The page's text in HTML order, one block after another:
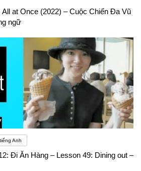
at Once (2022) – Cuộc Chiến Đa Vũ
ngữ
Anh
Đi Ăn Hàng – Lesson 49: Dining out –